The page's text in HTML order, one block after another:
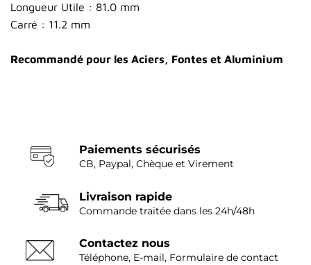
Longueur Utile : 81.0 mm
Carré : 11.2 mm
Recommandé pour les Aciers, Fontes et Aluminium
Paiements sécurisés
CB, Paypal, Chèque et Virement
Livraison rapide
Commande traitée dans les 24h/48h
Contactez nous
Téléphone, E-mail, Formulaire de contact